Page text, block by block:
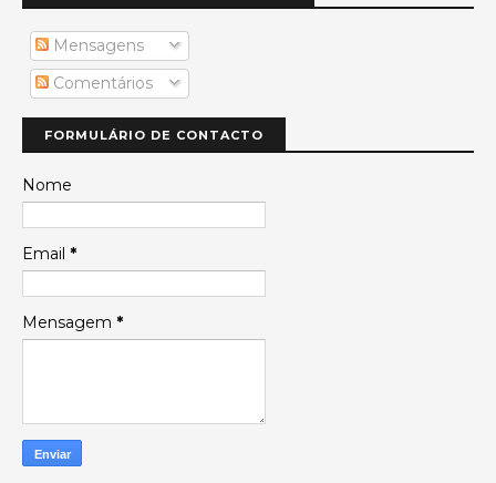
Mensagens
Comentários
FORMULÁRIO DE CONTACTO
Nome
Email *
Mensagem *